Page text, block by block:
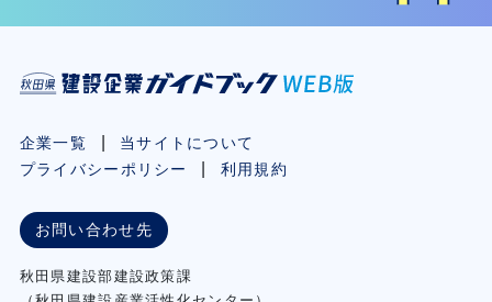
企業一覧
当サイトについて
プライバシーポリシー
利用規約
お問い合わせ先
秋⽥県建設部建設政策課